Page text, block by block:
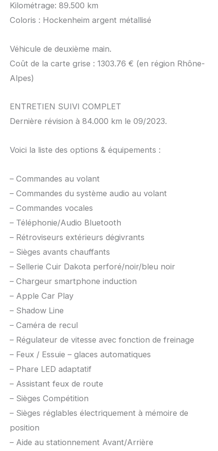
Kilométrage: 89.500 km
Coloris : Hockenheim argent métallisé
Véhicule de deuxième main.
Coût de la carte grise : 1303.76 € (en région Rhône-
Alpes)
ENTRETIEN SUIVI COMPLET
Dernière révision à 84.000 km le 09/2023.
Voici la liste des options & équipements :
– Commandes au volant
– Commandes du système audio au volant
– Commandes vocales
– Téléphonie/Audio Bluetooth
– Rétroviseurs extérieurs dégivrants
– Sièges avants chauffants
– Sellerie Cuir Dakota perforé/noir/bleu noir
– Chargeur smartphone induction
– Apple Car Play
– Shadow Line
– Caméra de recul
– Régulateur de vitesse avec fonction de freinage
– Feux / Essuie – glaces automatiques
– Phare LED adaptatif
– Assistant feux de route
– Sièges Compétition
– Sièges réglables électriquement à mémoire de
position
– Aide au stationnement Avant/Arrière